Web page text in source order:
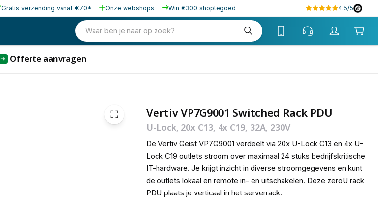
Gratis verzending vanaf €70* Onze webshops Win €300 shoptegoed 4.5/5
Waar ben je naar op zoek?
➜ Offerte aanvragen
Vertiv VP7G9001 Switched Rack PDU
U-Lock, 20x C13, 4x C19, 32A, 230V
De Vertiv Geist VP7G9001 verdeelt via 20x U-Lock C13 en 4x U-
Lock C19 outlets stroom over maximaal 24 stuks bedrijfskritische
IT-hardware. Je krijgt inzicht in diverse stroomgegevens en kunt
de outlets lokaal en remote in- en uitschakelen. Deze zeroU rack
PDU plaats je verticaal in het serverrack.
1.789,00 excl. btw
2.164,69 incl. btw